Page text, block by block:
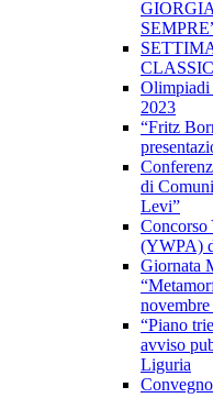
Olimpiadi
2023
“Fritz
di
Levi”
(YWPA)
Giornata
novembre
“Piano
avviso
Liguria